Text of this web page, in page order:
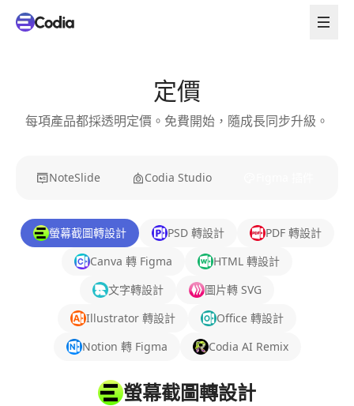
定價
每項產品都採透明定價。免費開始，隨成長同步升級。
NoteSlide Codia Studio
螢幕截圖轉設計 PSD 轉設計
PDF 轉設計
Canva 轉 Figma
HTML 轉設計
文字轉設計
圖片轉 SVG
Illustrator 轉設計
Office 轉設計
Notion 轉 Figma
Codia AI Remix
螢幕截圖轉設計